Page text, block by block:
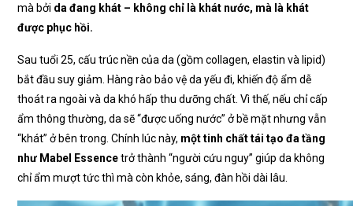
mà bởi da đang khát – không chỉ là khát nước, mà là khát
được phục hồi.
Sau tuổi 25, cấu trúc nền của da (gồm collagen, elastin và lipid)
bắt đầu suy giảm. Hàng rào bảo vệ da yếu đi, khiến độ ẩm dễ
thoát ra ngoài và da khó hấp thu dưỡng chất. Vì thế, nếu chỉ cấp
ẩm thông thường, da sẽ “được uống nước” ở bề mặt nhưng vẫn
“khát” ở bên trong. Chính lúc này, một tinh chất tái tạo đa tầng
như Mabel Essencetrở thành “người cứu nguy” giúp da không
chỉ ẩm mượt tức thì mà còn khỏe, sáng, đàn hồi dài lâu.